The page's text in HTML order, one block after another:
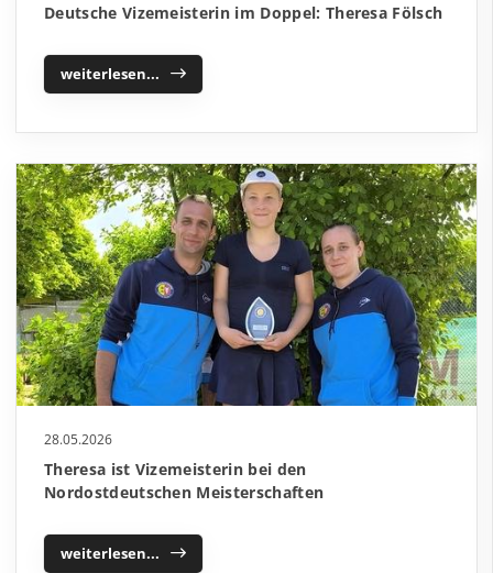
Deutsche Vizemeisterin im Doppel: Theresa Fölsch
weiterlesen...
28.05.2026
Theresa ist Vizemeisterin bei den
Nordostdeutschen Meisterschaften
weiterlesen...